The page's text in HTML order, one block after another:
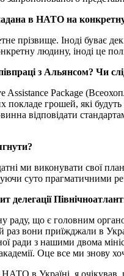
в НАТО на
прізвище. Іноді буває
людину, іноді це
з Альянсом? Чи
Package
покладе грошей, які
відповідати
ми виконувати свої
суто прагматичними
делегації
раду, що є головним
раз вони приїжджали в
ради з нашими двома
Оце все ми знову
в Україні, я